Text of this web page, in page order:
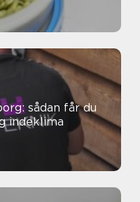
sådan får du
indeklima